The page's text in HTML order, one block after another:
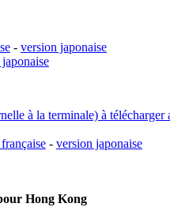
- version japonaise
à la terminale) à
- version japonaise
Hong Kong